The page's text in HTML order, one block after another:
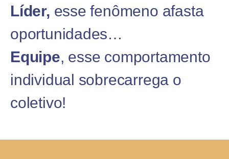
Líder, esse fenômeno afasta
oportunidades…
Equipe, esse comportamento
individual sobrecarrega o
coletivo!